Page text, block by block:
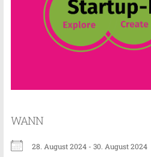
WANN
28. August 2024 - 30. August 2024